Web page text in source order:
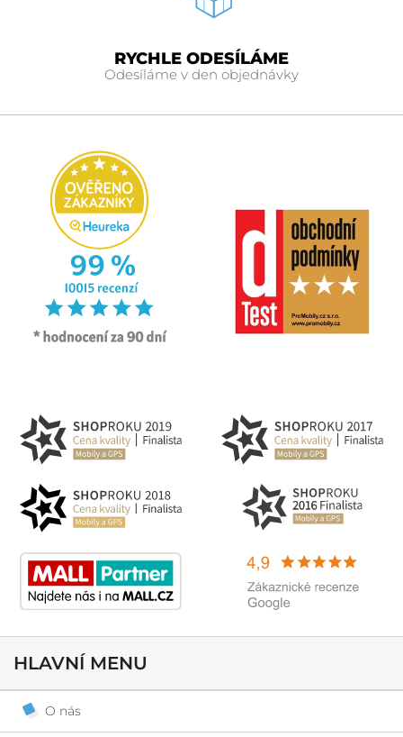
RYCHLE ODESÍLÁME
Odesíláme v den objednávky
HLAVNÍ MENU
O nás